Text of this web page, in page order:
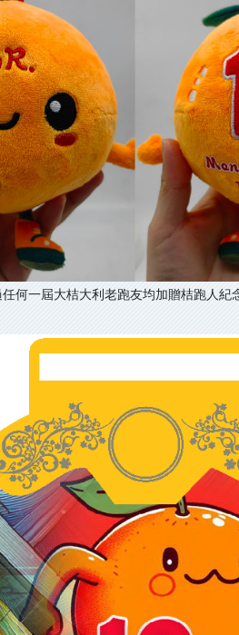
何一屆大桔大利老跑友均加贈桔跑人紀